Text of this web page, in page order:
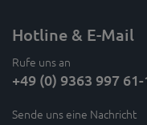
Hotline & E-Mail
Rufe uns an
+49 (0) 9363 997
Sende uns eine Nachricht